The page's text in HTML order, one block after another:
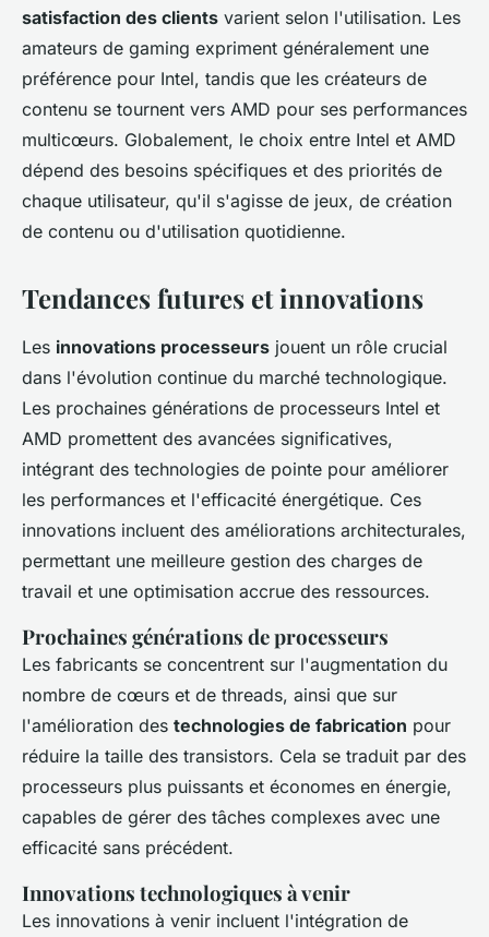
satisfaction des clients varient selon l'utilisation. Les
amateurs de gaming expriment généralement une
préférence pour Intel, tandis que les créateurs de
contenu se tournent vers AMD pour ses performances
multicœurs. Globalement, le choix entre Intel et AMD
dépend des besoins spécifiques et des priorités de
chaque utilisateur, qu'il s'agisse de jeux, de création
de contenu ou d'utilisation quotidienne.
Tendances futures et innovations
Les innovations processeurs jouent un rôle crucial
dans l'évolution continue du marché technologique.
Les prochaines générations de processeurs Intel et
AMD promettent des avancées significatives,
intégrant des technologies de pointe pour améliorer
les performances et l'efficacité énergétique. Ces
innovations incluent des améliorations architecturales,
permettant une meilleure gestion des charges de
travail et une optimisation accrue des ressources.
Prochaines générations de processeurs
Les fabricants se concentrent sur l'augmentation du
nombre de cœurs et de threads, ainsi que sur
l'amélioration des technologies de fabrication pour
réduire la taille des transistors. Cela se traduit par des
processeurs plus puissants et économes en énergie,
capables de gérer des tâches complexes avec une
efficacité sans précédent.
Innovations technologiques à venir
Les innovations à venir incluent l'intégration de